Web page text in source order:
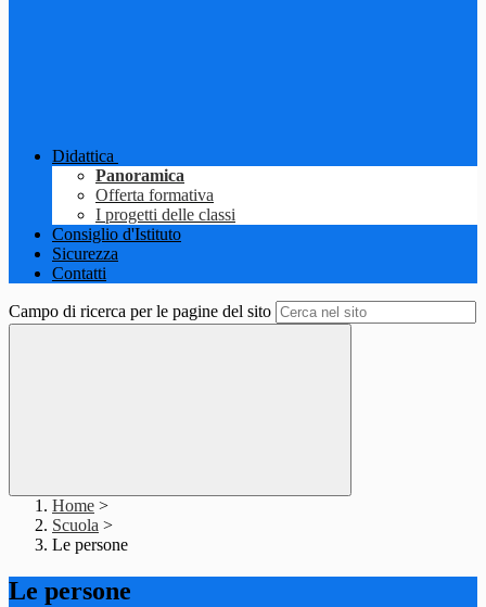
Didattica
Panoramica
Offerta formativa
I progetti delle classi
Consiglio d'Istituto
Sicurezza
Contatti
Campo di ricerca per le pagine del sito
Home >
Scuola >
Le persone
Le persone